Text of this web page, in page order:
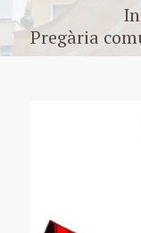
Pregària